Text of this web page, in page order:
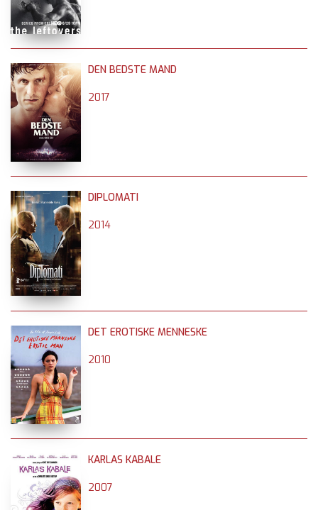
DEN BEDSTE MAND
2017
DIPLOMATI
2014
DET EROTISKE MENNESKE
2010
KARLAS KABALE
2007